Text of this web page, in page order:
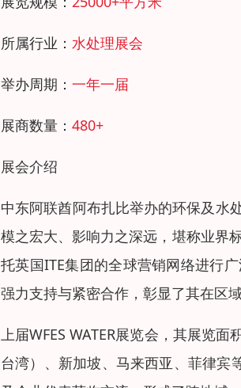
所属行业： 水处理展会
举办周期： 一年一届
展商数量： 480+
展会介绍
中东阿联酋阿布扎比举办的环保及水
模之宏大、影响力之深远，堪称业界
托英国ITE集团的全球营销网络进行
强力支持与紧密合作，彰显了其在区
上届WFES WATER展览会，其展览
台湾）、新加坡、马来西亚、菲律宾